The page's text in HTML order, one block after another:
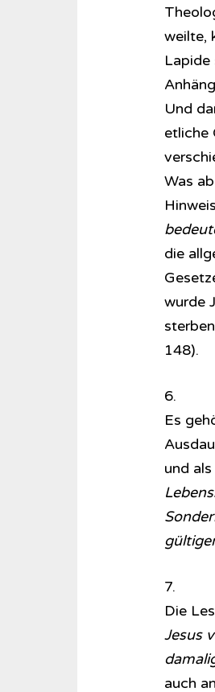
weilte,
Lapide
Und
etliche
Was
die
wurde
148).
6.
Es
und
7.
Die
Jesus
auch